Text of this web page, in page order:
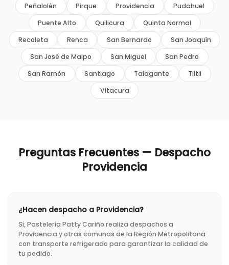
Peñalolén Pirque Providencia
Pudahuel
Puente Alto
Quilicura
Quinta Normal
Recoleta
Renca San Bernardo
San Joaquín
San José de Maipo
San Miguel
San Pedro
San Ramón
Santiago Talagante
Tiltil
Vitacura
Preguntas Frecuentes — Despacho
Providencia
¿Hacen despacho a Providencia?
Sí, Pastelería Patty Cariño realiza despachos a
Providencia y otras comunas de la Región Metropolitana
con transporte refrigerado para garantizar la calidad de
tu pedido.